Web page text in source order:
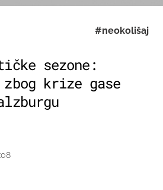
#neokolišaj
sezone:
krize gase